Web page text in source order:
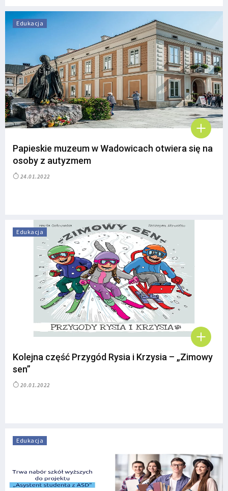
Edukacja
Papieskie muzeum w Wadowicach otwiera się na
osoby z autyzmem
24.01.2022
Edukacja
Kolejna część Przygód Rysia i Krzysia – „Zimowy
sen”
20.01.2022
Edukacja